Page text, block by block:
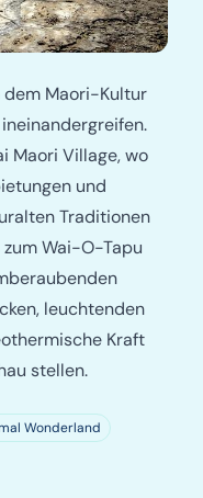
dem Maori-Kultur
Maori Village, wo
und
Traditionen
Wai-O-Tapu
leuchtenden
Kraft
stellen.
Wonderland